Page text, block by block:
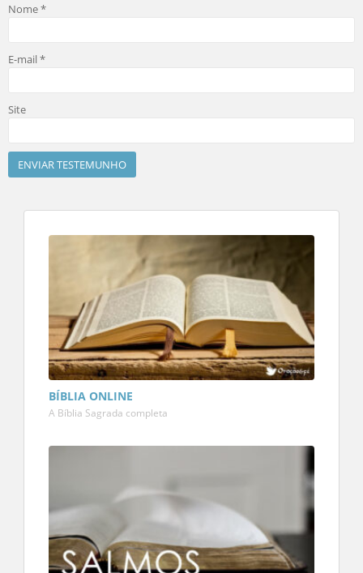
Nome*
E-mail*
Site
BÍBLIA ONLINE
A Bíblia Sagrada completa